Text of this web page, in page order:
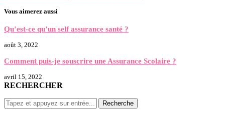
Vous aimerez aussi
Qu’est-ce qu’un self assurance santé ?
août 3, 2022
Comment puis-je souscrire une Assurance Scolaire ?
avril 15, 2022
RECHERCHER